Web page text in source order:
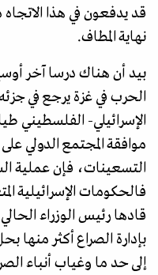
قد يدفعون في هذا
نهاية المطاف.
بيد أن هناك درسا آخر
الحرب في غزة يرجع في
الإسرائيلي- الفلسطيني
موافقة المجتمع الدولي
التسعينات، فإن عملية
فالحكومات الإسرائيلية
قادها رئيس الوزراء
بإدارة الصراع أكثر منها
إلى حد ما وغياب أنباء